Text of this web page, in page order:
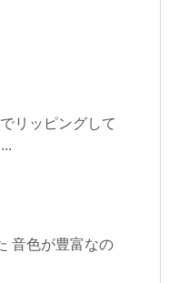
リッピングして
音色が豊富なの